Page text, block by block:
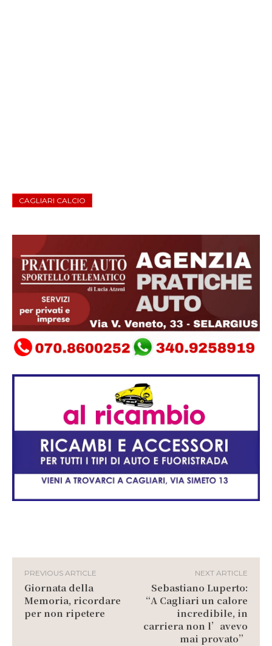
CAGLIARI CALCIO
PREVIOUS ARTICLE
Giornata della
Memoria, ricordare
per non ripetere
NEXT ARTICLE
Sebastiano Luperto:
“A Cagliari un calore
incredibile, in
carriera non l’avevo
mai provato”